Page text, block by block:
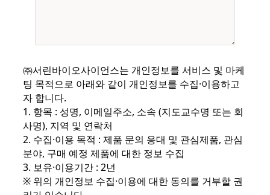
㈜서린바이오사이언스는 개인정보를 서비스 및 마케
팅 목적으로 아래와 같이 개인정보를 수집·이용하고
자 합니다.
1. 항목 : 성명, 이메일주소, 소속 (지도교수명 또는 회
사명), 지역 및 연락처
2. 수집·이용 목적 : 제품 문의 응대 및 관심제품, 관심
분야, 구매 예정 제품에 대한 정보 수집
3. 보유·이용기간 : 2년
※ 위의 개인정보 수집·이용에 대한 동의를 거부할 권